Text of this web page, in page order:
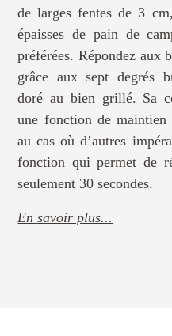
de larges fentes de 3
épaisses de pain de
préférées. Répondez aux
grâce aux sept degrés
doré au bien grillé. Sa
une fonction de maintien
au cas où d’autres
fonction qui permet de
seulement 30 secondes.
En savoir plus...